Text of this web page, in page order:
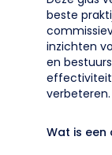
beste
inzichten
en
effectiviteit
verbeteren.
Wat is een